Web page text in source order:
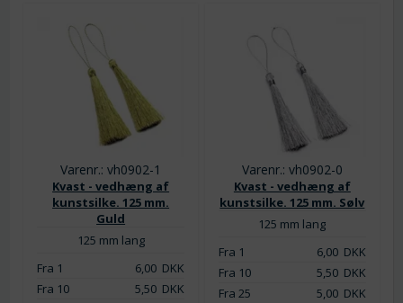
Varenr.: vh0902-1
Kvast - vedhæng af
kunstsilke. 125 mm.
Guld
125 mm lang
Fra 1
6,00DKK
Fra 10
5,50DKK
Varenr.: vh0902-0
Kvast - vedhæng af
kunstsilke. 125 mm. Sølv
125 mm lang
Fra 1
6,00DKK
Fra 10
5,50DKK
Fra 25
5,00DKK